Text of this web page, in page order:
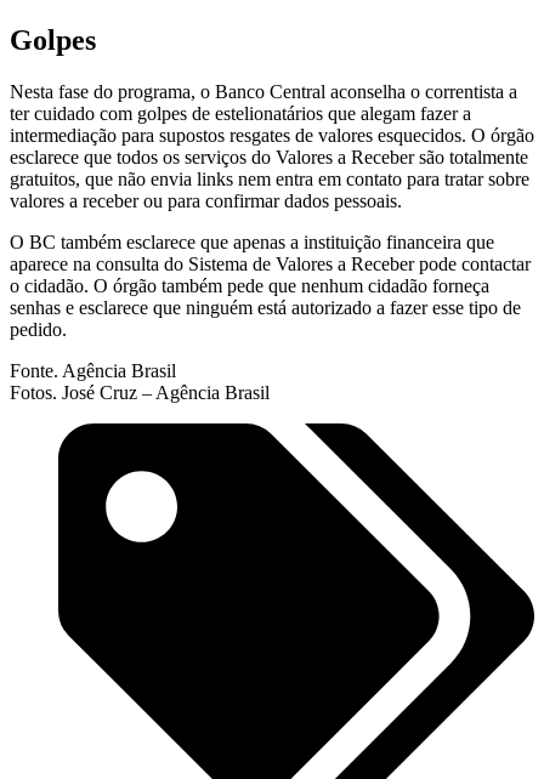
Golpes
Nesta fase do programa, o Banco Central aconselha o correntista a
ter cuidado com golpes de estelionatários que alegam fazer a
intermediação para supostos resgates de valores esquecidos. O órgão
esclarece que todos os serviços do Valores a Receber são totalmente
gratuitos, que não envia links nem entra em contato para tratar sobre
valores a receber ou para confirmar dados pessoais.
O BC também esclarece que apenas a instituição financeira que
aparece na consulta do Sistema de Valores a Receber pode contactar
o cidadão. O órgão também pede que nenhum cidadão forneça
senhas e esclarece que ninguém está autorizado a fazer esse tipo de
pedido.
Fonte. Agência Brasil
Fotos. José Cruz – Agência Brasil